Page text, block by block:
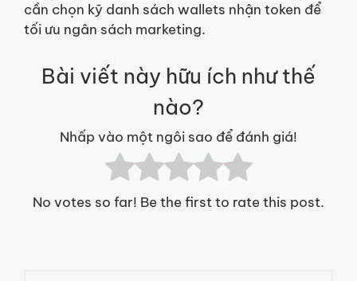
cần chọn kỹ danh sách wallets nhận token để
tối ưu ngân sách marketing.
Bài viết này hữu ích như thế
nào?
Nhấp vào một ngôi sao để đánh giá!
No votes so far! Be the first to rate this post.